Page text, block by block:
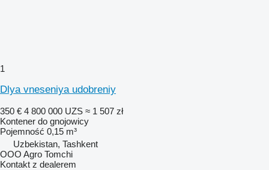
1
Dlya vneseniya udobreniy
350 € 4 800 000 UZS ≈ 1 507 zł
Kontener do gnojowicy
Pojemność 0,15 m³
Uzbekistan, Tashkent
OOO Agro Tomchi
Kontakt z dealerem